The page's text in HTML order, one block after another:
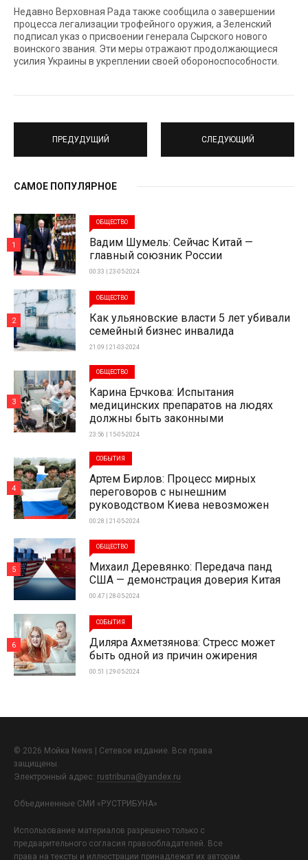
Недавно Верховная Рада также сообщила о завершении
процесса легализации трофейного оружия, а Зеленский
подписал указ о присвоении генерала Сырского нового
воинского звания. Эти меры отражают продолжающиеся
усилия Украины в укреплении своей обороноспособности.
ПРЕДУДУЩИЙ СЛЕДУЮЩИЙ
САМОЕ ПОПУЛЯРНОЕ
ОБЩЕСТВО
Вадим Шумель: Сейчас Китай —
главный союзник России
00:33 | 23-05-2024
1
ОБЩЕСТВО
Как ульяновские власти 5 лет убивали
семейный бизнес инвалида
21:09 | 21-03-2024
2
ОБЩЕСТВО
Карина Ерчкова: Испытания
медицинских препаратов на людях
должны быть законными
23:56 | 15-05-2024
3
СОБЫТИЯ
Артем Бирлов: Процесс мирных
переговоров с нынешним
руководством Киева невозможен
00:28 | 21-05-2024
4
ОБЩЕСТВО
Михаил Деревянко: Передача панд
США — демонстрация доверия Китая
00:47 | 28-05-2024
5
СОБЫТИЯ
Диляра Ахметзянова: Стресс может
быть одной из причин ожирения
00:51 | 29-05-2024
6
© 2026 Мойка News | Сетевое издание. Все права
защищены.
Электронный адрес: rustribuna@yandex.ru
Объединенные СМИ «РУСТРИБУНА»
Использование материалов разрешено только с
предварительного согласия правообладателей. Все
права на тексты и иллюстрации принадлежат их авторам.